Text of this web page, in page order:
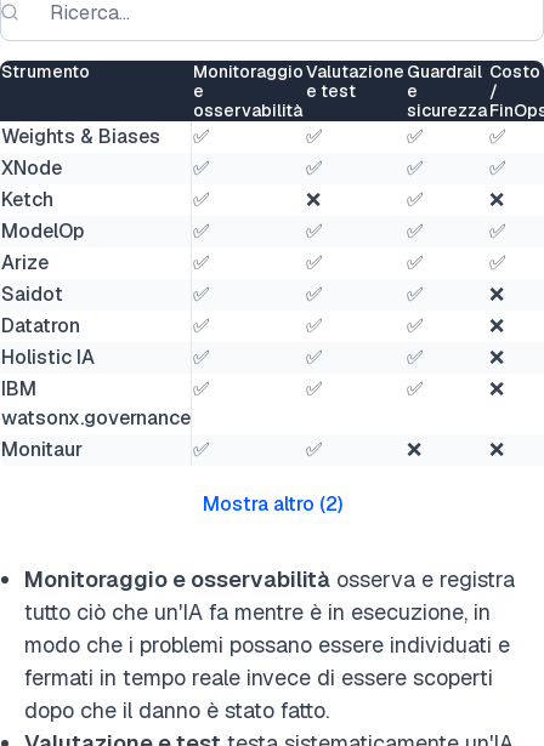
Strumento
Monitoraggio
e
osservabilità
Valutazione
e test
Guardrail
e
sicurezza
Costo
/
Weights & Biases ✅ ✅ ✅
✅
XNode
✅ ✅ ✅
✅
Ketch
✅ ❌ ✅
❌
ModelOp
✅ ✅ ✅
✅
Arize
✅ ✅ ✅
✅
Saidot
✅ ✅ ✅
❌
Datatron
✅ ✅ ✅
❌
Holistic IA
✅ ✅ ✅
❌
IBM
watsonx.governance
✅ ✅ ✅ ❌
Monitaur ✅ ✅ ❌ ❌
Mostra altro (2)
Monitoraggio e osservabilità osserva e registra
tutto ciò che un'IA fa mentre è in esecuzione, in
modo che i problemi possano essere individuati e
fermati in tempo reale invece di essere scoperti
dopo che il danno è stato fatto.